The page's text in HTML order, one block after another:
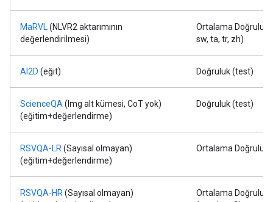
MaRVL (NLVR2 aktarımının
değerlendirilmesi)
Ortalama Doğruluk
sw, ta, tr, zh)
AI2D (eğit) Doğruluk (test)
ScienceQA (Img alt kümesi, CoT yok)
(eğitim+değerlendirme)
Doğruluk (test)
RSVQA-LR (Sayısal olmayan)
(eğitim+değerlendirme)
Ortalama Doğruluk
RSVQA-HR (Sayısal olmayan)
Ortalama Doğruluk